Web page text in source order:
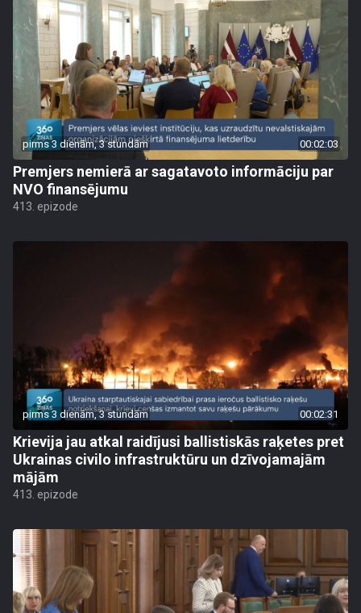
pirms 3 dienām, 3 stundām 00:02:03
Premjers nemierā ar sagatavoto informāciju par
NVO finansējumu
413. epizode
pirms 3 dienām, 3 stundām 00:02:31
Krievija jau atkal raidījusi ballistiskās raķetes pret
Ukrainas civilo infrastruktūru un dzīvojamajām
mājām
413. epizode